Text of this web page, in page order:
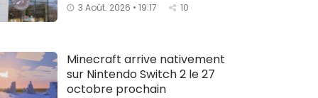
3 Août. 2026 • 19:17 10
Minecraft arrive nativement
sur Nintendo Switch 2 le 27
octobre prochain